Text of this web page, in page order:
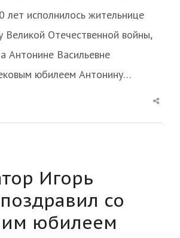
лет исполнилось жительнице
Великой Отечественной войны,
Антонине Васильевне
юбилеем Антонину…
post
Игорь
со
юбилеем